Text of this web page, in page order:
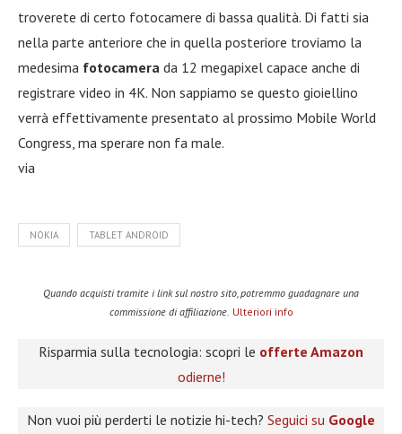
troverete di certo fotocamere di bassa qualità. Di fatti sia
nella parte anteriore che in quella posteriore troviamo la
medesima fotocamera da 12 megapixel capace anche di
registrare video in 4K. Non sappiamo se questo gioiellino
verrà effettivamente presentato al prossimo Mobile World
Congress, ma sperare non fa male.
via
NOKIA TABLET ANDROID
Quando acquisti tramite i link sul nostro sito, potremmo guadagnare una
commissione di affiliazione. Ulteriori info
Risparmia sulla tecnologia: scopri le offerte Amazon
odierne!
Non vuoi più perderti le notizie hi-tech? Seguici su Google